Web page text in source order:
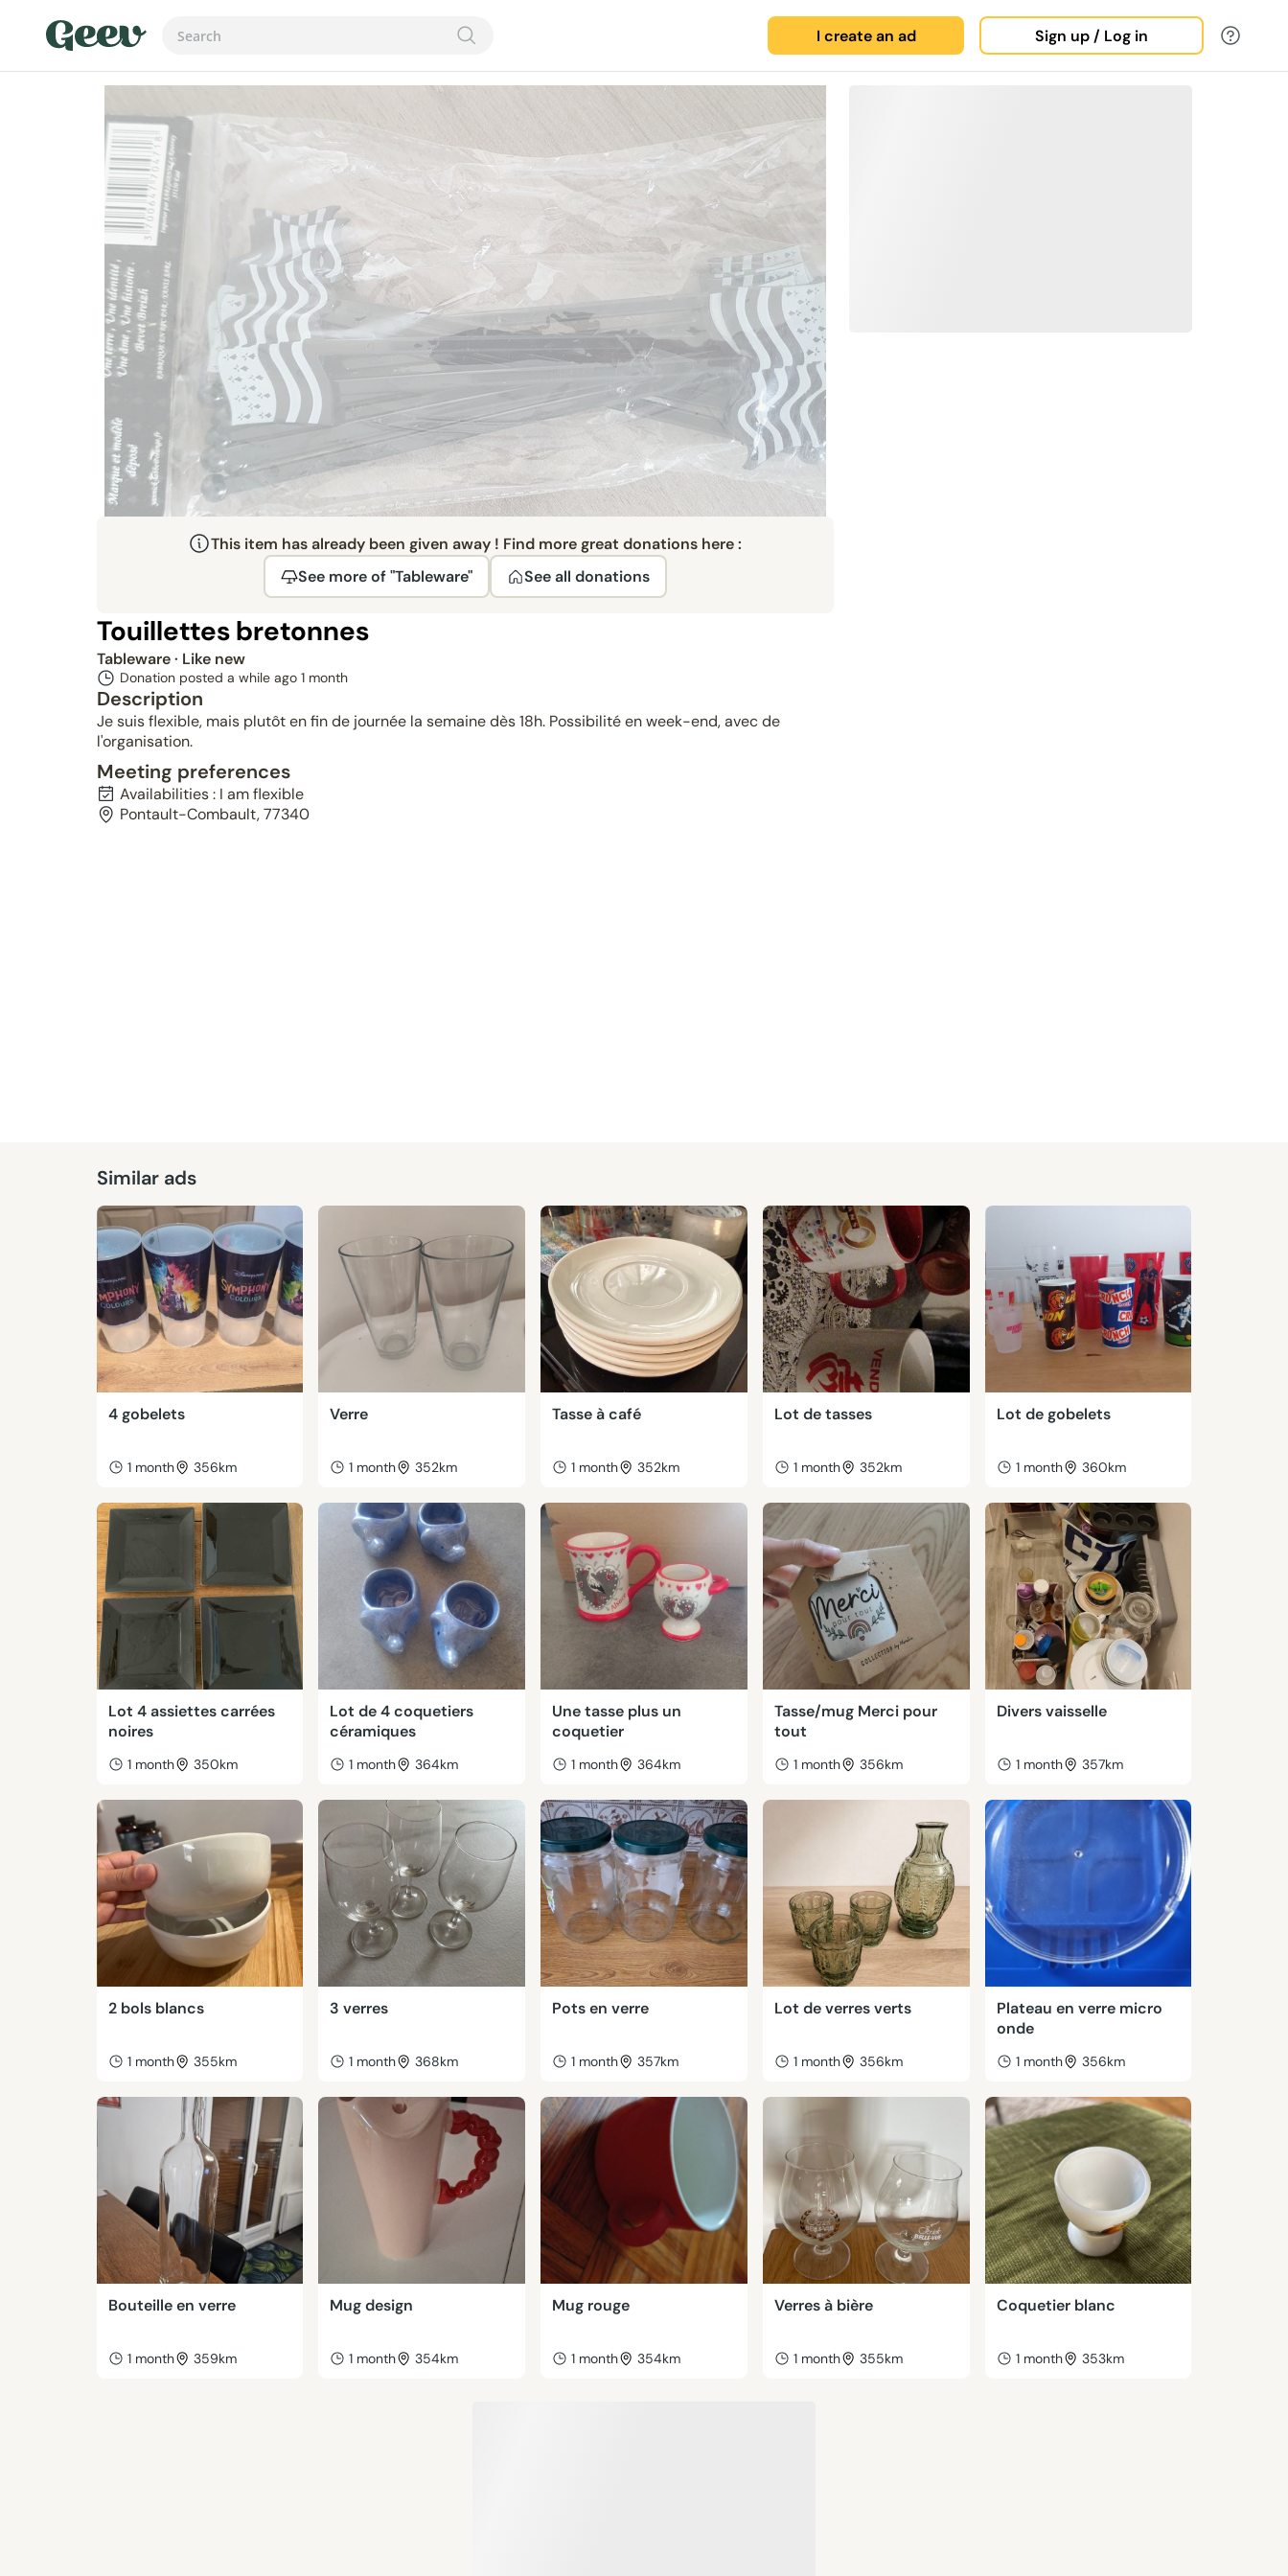
I create an ad Sign up / Log in
This item has already been given away ! Find more great donations here :
See more of "Tableware"
See all donations
Touillettes bretonnes
Tableware· Like new
Donation posted a while ago 1 month
Description
Je suis flexible, mais plutôt en fin de journée la semaine dès 18h. Possibilité en week-end, avec de
l'organisation.
Meeting preferences
Availabilities : I am flexible
Pontault-Combault, 77340
Similar ads
4 gobelets
1 month 356km
Verre
1 month 352km
Tasse à café
1 month 352km
Lot de tasses
1 month 352km
Lot de gobelets
1 month 360km
Lot 4 assiettes carrées
noires
1 month 350km
Lot de 4 coquetiers
céramiques
1 month 364km
Une tasse plus un
coquetier
1 month 364km
Tasse/mug Merci pour
tout
1 month 356km
Divers vaisselle
1 month 357km
2 bols blancs
1 month 355km
3 verres
1 month 368km
Pots en verre
1 month 357km
Lot de verres verts
1 month 356km
Plateau en verre micro
onde
1 month 356km
Bouteille en verre
1 month 359km
Mug design
1 month 354km
Mug rouge
1 month 354km
Verres à bière
1 month 355km
Coquetier blanc
1 month 353km